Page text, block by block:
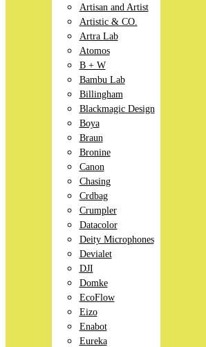
Artisan and Artist
Artistic & CO.
Artra Lab
Atomos
B + W
Bambu Lab
Billingham
Blackmagic Design
Boya
Braun
Bronine
Canon
Chasing
Crdbag
Crumpler
Datacolor
Deity Microphones
Devialet
DJI
Domke
EcoFlow
Eizo
Enabot
Eureka